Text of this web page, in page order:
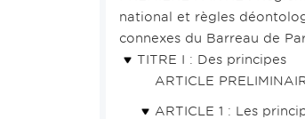
national et règles
connexes du Barreau de
TITRE I : Des principes
ARTICLE
ARTICLE 1 : Les